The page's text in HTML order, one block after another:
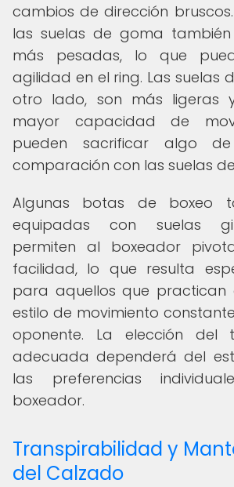
cambios de dirección
las suelas de goma
más pesadas, lo que
agilidad en el ring. Las suelas
otro lado, son más ligeras
mayor capacidad de
pueden sacrificar algo
comparación con las suelas
Algunas botas de boxeo
equipadas con suelas
permiten al boxeador
facilidad, lo que resulta
para aquellos que practican
estilo de movimiento
oponente. La elección del
adecuada dependerá del
las preferencias
boxeador.
Transpirabilidad y
del Calzado